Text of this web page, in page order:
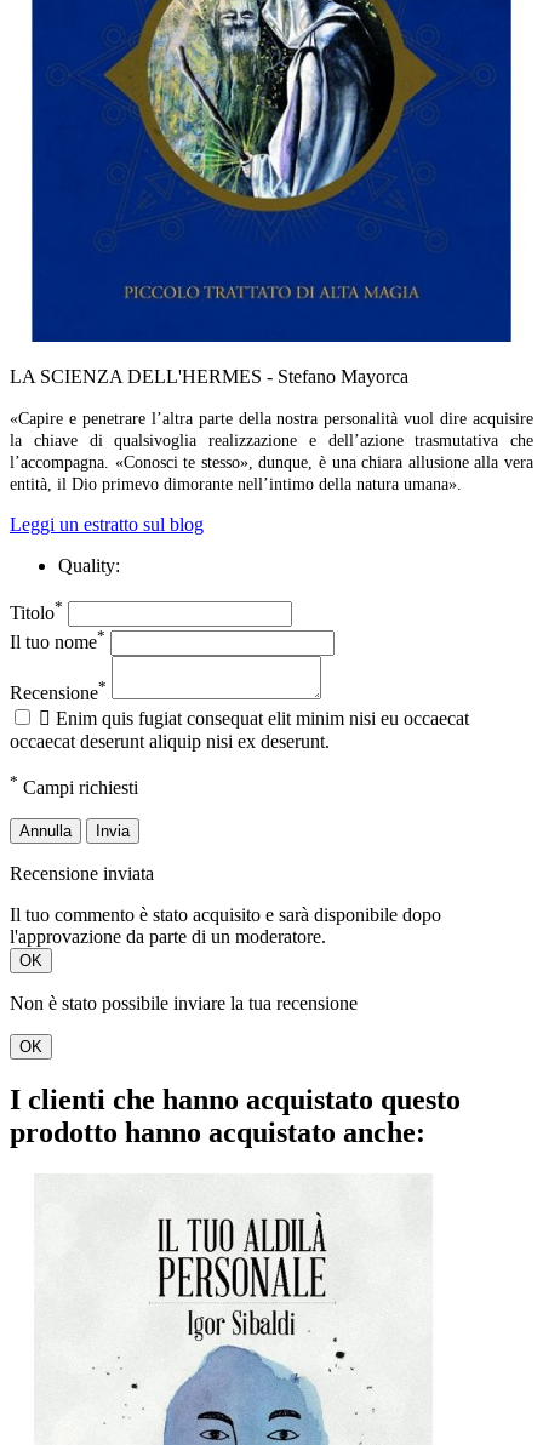
LA SCIENZA DELL'HERMES - Stefano Mayorca
«Capire e penetrare l’altra parte della nostra personalità vuol dire acquisire
la chiave di qualsivoglia realizzazione e dell’azione trasmutativa che
l’accompagna. «Conosci te stesso», dunque, è una chiara allusione alla vera
entità, il Dio primevo dimorante nell’intimo della natura umana».
Leggi un estratto sul blog
Quality:
Titolo*
Il tuo nome*
Recensione*
 Enim quis fugiat consequat elit minim nisi eu occaecat
occaecat deserunt aliquip nisi ex deserunt.
* Campi richiesti
Annulla Invia
Recensione inviata
Il tuo commento è stato acquisito e sarà disponibile dopo
l'approvazione da parte di un moderatore.
OK
Non è stato possibile inviare la tua recensione
OK
I clienti che hanno acquistato questo
prodotto hanno acquistato anche: